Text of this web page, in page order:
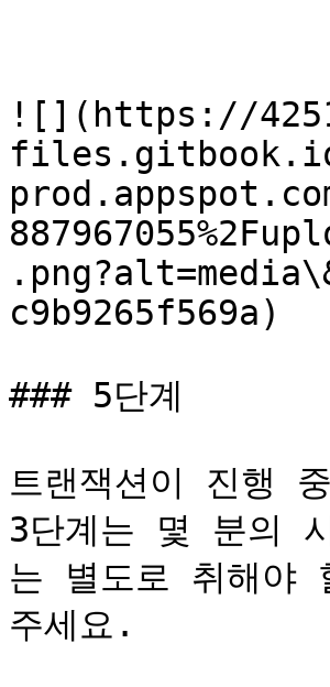
![](https://
c9b9265f569a)
### 5단계
트랜잭션이 진행
3단계는 몇 분의
는 별도로 취해야
주세요.